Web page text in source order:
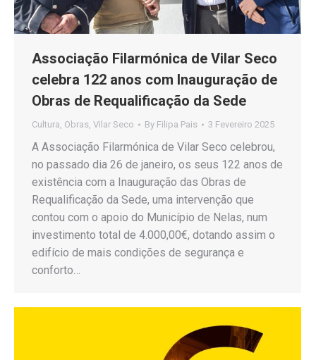
Associação Filarmónica de Vilar Seco
celebra 122 anos com Inauguração de
Obras de Requalificação da Sede
Cultura, Obras, Vilar Seco By Filipa Pais 3 Fevereiro 2025
A Associação Filarmónica de Vilar Seco celebrou,
no passado dia 26 de janeiro, os seus 122 anos de
existência com a Inauguração das Obras de
Requalificação da Sede, uma intervenção que
contou com o apoio do Município de Nelas, num
investimento total de 4.000,00€, dotando assim o
edifício de mais condições de segurança e
conforto…